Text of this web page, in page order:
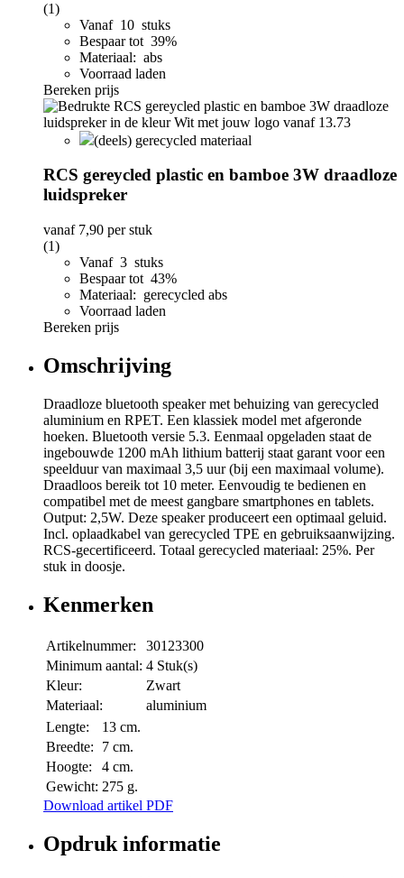
(1)
Vanaf 10 stuks
Bespaar tot 39%
Materiaal: abs
Voorraad laden
Bereken prijs
(deels) gerecycled materiaal
RCS gereycled plastic en bamboe 3W draadloze
luidspreker
vanaf 7,90 per stuk
(1)
Vanaf 3 stuks
Bespaar tot 43%
Materiaal: gerecycled abs
Voorraad laden
Bereken prijs
Omschrijving
Draadloze bluetooth speaker met behuizing van gerecycled
aluminium en RPET. Een klassiek model met afgeronde
hoeken. Bluetooth versie 5.3. Eenmaal opgeladen staat de
ingebouwde 1200 mAh lithium batterij staat garant voor een
speelduur van maximaal 3,5 uur (bij een maximaal volume).
Draadloos bereik tot 10 meter. Eenvoudig te bedienen en
compatibel met de meest gangbare smartphones en tablets.
Output: 2,5W. Deze speaker produceert een optimaal geluid.
Incl. oplaadkabel van gerecycled TPE en gebruiksaanwijzing.
RCS-gecertificeerd. Totaal gerecycled materiaal: 25%. Per
stuk in doosje.
Kenmerken
Artikelnummer:
30123300
Minimum aantal: 4 Stuk(s)
Kleur:
Zwart
Materiaal:
aluminium
Lengte:
13 cm.
Breedte:
7 cm.
Hoogte:
4 cm.
Gewicht: 275 g.
Download artikel PDF
Opdruk informatie